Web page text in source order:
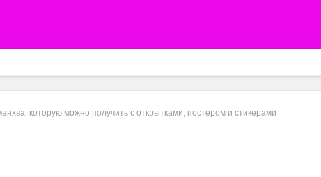
которую можно получить с открытками, постером и стикерами